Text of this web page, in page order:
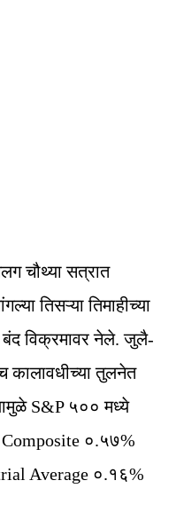
चौथ्या सत्रात
तिसऱ्या तिमाहीच्या
विक्रमावर नेले. जुलै-
कालावधीच्या तुलनेत
S&P ५०० मध्ये
Composite ०.५७%
Average ०.१६%